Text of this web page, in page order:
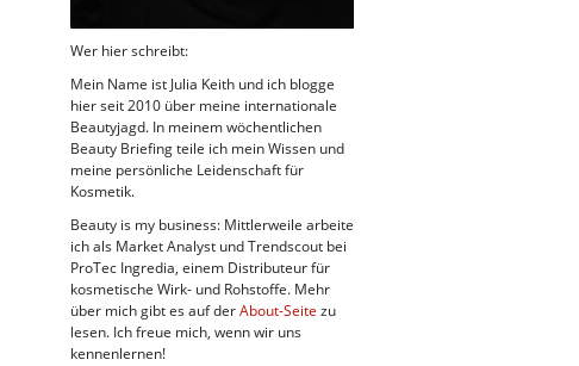
Wer hier schreibt:
Mein Name ist Julia Keith und ich blogge
hier seit 2010 über meine internationale
Beautyjagd. In meinem wöchentlichen
Beauty Briefing teile ich mein Wissen und
meine persönliche Leidenschaft für
Kosmetik.
Beauty is my business: Mittlerweile arbeite
ich als Market Analyst und Trendscout bei
ProTec Ingredia, einem Distributeur für
kosmetische Wirk- und Rohstoffe. Mehr
über mich gibt es auf derAbout-Seite zu
lesen. Ich freue mich, wenn wir uns
kennenlernen!